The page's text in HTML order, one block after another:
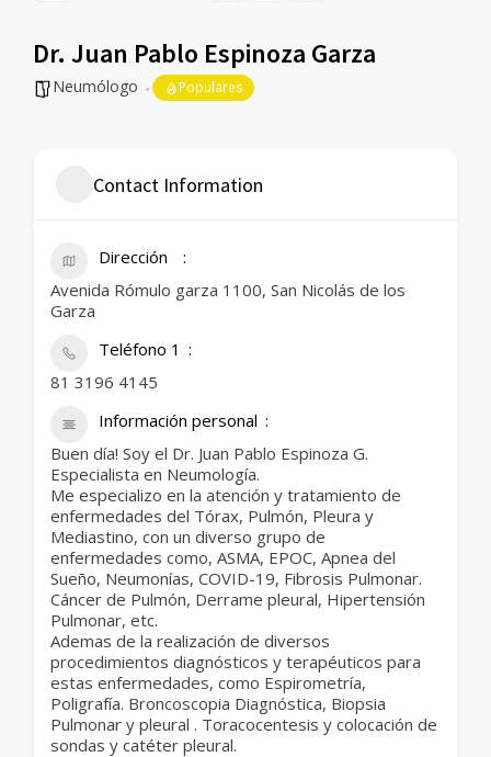
Dr. Juan Pablo Espinoza Garza
Neumólogo Populares
Contact Information
Dirección
Avenida Rómulo garza 1100, San Nicolás de los
Garza
Teléfono 1
81 3196 4145
Información personal
Buen día! Soy el Dr. Juan Pablo Espinoza G.
Especialista en Neumología.
Me especializo en la atención y tratamiento de
enfermedades del Tórax, Pulmón, Pleura y
Mediastino, con un diverso grupo de
enfermedades como, ASMA, EPOC, Apnea del
Sueño, Neumonías, COVID-19, Fibrosis Pulmonar.
Cáncer de Pulmón, Derrame pleural, Hipertensión
Pulmonar, etc.
Ademas de la realización de diversos
procedimientos diagnósticos y terapéuticos para
estas enfermedades, como Espirometría,
Poligrafía. Broncoscopia Diagnóstica, Biopsia
Pulmonar y pleural . Toracocentesis y colocación de
sondas y catéter pleural.